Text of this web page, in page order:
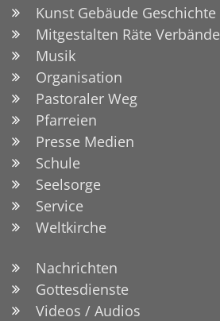
Kunst Gebäude Geschichte
Mitgestalten Räte Verbände
Musik
Organisation
Pastoraler Weg
Pfarreien
Presse Medien
Schule
Seelsorge
Service
Weltkirche
Nachrichten
Gottesdienste
Videos / Audios